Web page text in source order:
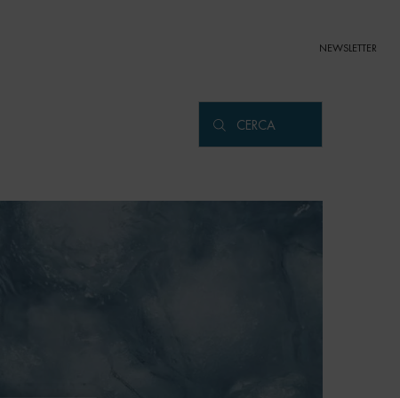
NEWSLETTER
CERCA